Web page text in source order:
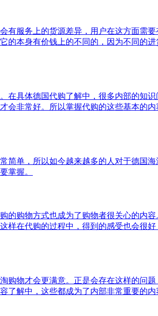
有服务上的货源差异，用户在这方面需
的本身有价钱上的不同的，因为不同的
在具体德国代购了解中，很多内部的知
会非常好。所以掌握代购的这些基本的
简单，所以如今越来越多的人对于德国
掌握。
的购物方式也成为了购物者很关心的内
样在代购的过程中，得到的感受也会很
购物才会更满意。正是会存在这样的问
了解中，这些都成为了内部非常重要的